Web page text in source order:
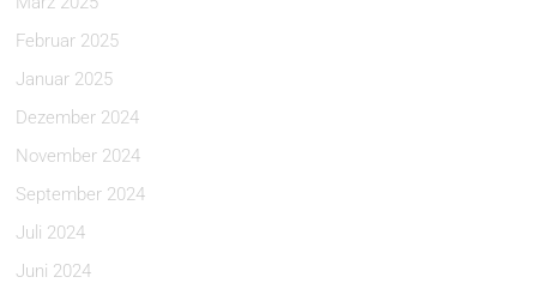
Februar 2025
Januar 2025
Dezember 2024
November 2024
September 2024
Juli 2024
Juni 2024